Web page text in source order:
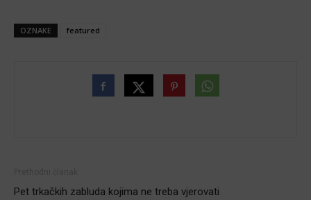
OZNAKE featured
Pet trkačkih zabluda kojima ne treba vjerovati